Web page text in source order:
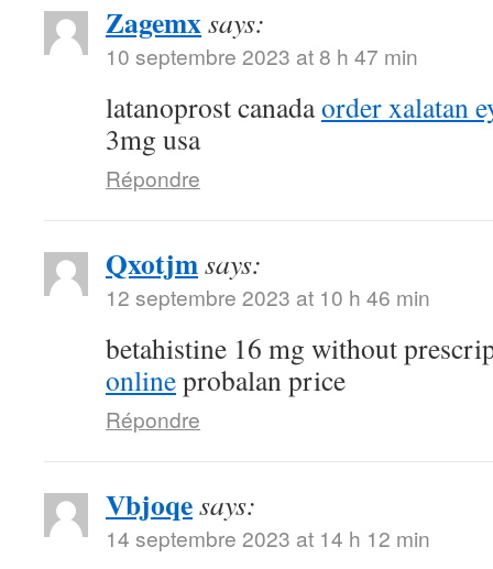
Zagemxsays:
10 septembre 2023 at 8 h 47 min
latanoprost canadaorder xalatan
3mg usa
Répondre
Qxotjmsays:
12 septembre 2023 at 10 h 46 min
betahistine 16 mg without
onlineprobalan price
Répondre
Vbjoqesays:
14 septembre 2023 at 14 h 12 min